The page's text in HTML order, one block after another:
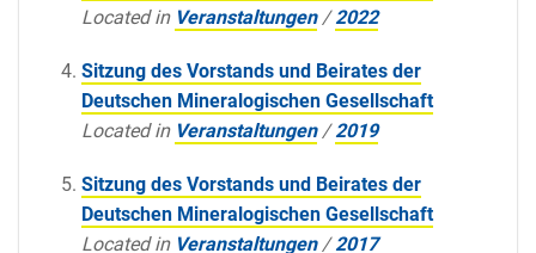
Located in Veranstaltungen /2022
Sitzung des Vorstands und Beirates der
Deutschen Mineralogischen Gesellschaft
Located in Veranstaltungen /2019
Sitzung des Vorstands und Beirates der
Deutschen Mineralogischen Gesellschaft
Located in Veranstaltungen /2017